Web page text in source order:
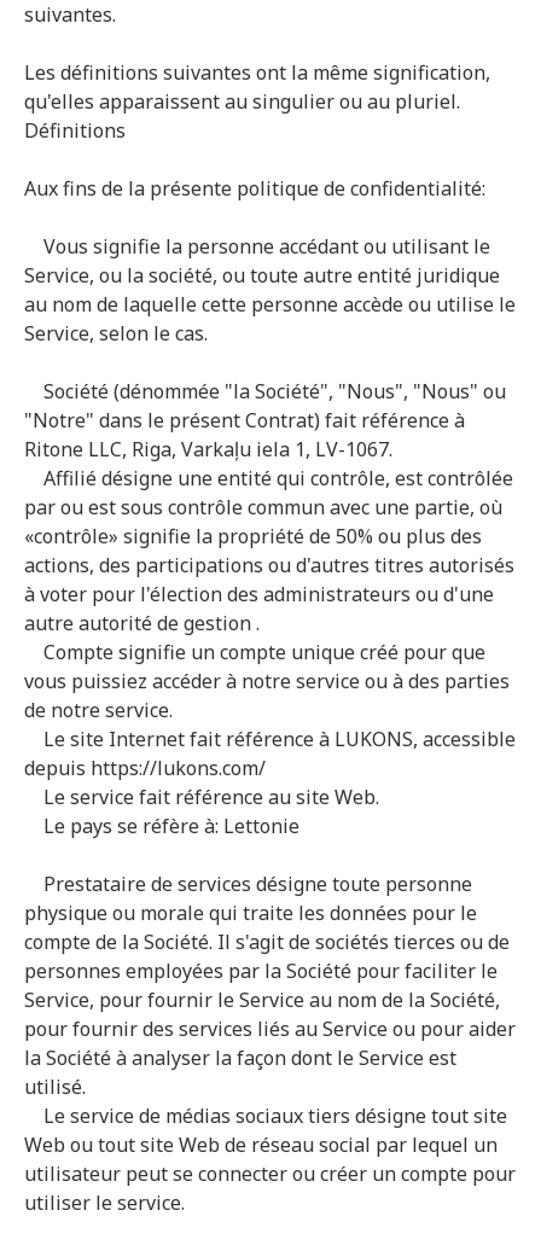
suivantes.
Les définitions suivantes ont la même signification,
qu'elles apparaissent au singulier ou au pluriel.
Définitions
Aux fins de la présente politique de confidentialité:
Vous signifie la personne accédant ou utilisant le
Service, ou la société, ou toute autre entité juridique
au nom de laquelle cette personne accède ou utilise le
Service, selon le cas.
Société (dénommée "la Société", "Nous", "Nous" ou
"Notre" dans le présent Contrat) fait référence à
Ritone LLC, Riga, Varkaļu iela 1, LV-1067.
Affilié désigne une entité qui contrôle, est contrôlée
par ou est sous contrôle commun avec une partie, où
«contrôle» signifie la propriété de 50% ou plus des
actions, des participations ou d'autres titres autorisés
à voter pour l'élection des administrateurs ou d'une
autre autorité de gestion .
Compte signifie un compte unique créé pour que
vous puissiez accéder à notre service ou à des parties
de notre service.
Le site Internet fait référence à LUKONS, accessible
depuis https://lukons.com/
Le service fait référence au site Web.
Le pays se réfère à: Lettonie
Prestataire de services désigne toute personne
physique ou morale qui traite les données pour le
compte de la Société. Il s'agit de sociétés tierces ou de
personnes employées par la Société pour faciliter le
Service, pour fournir le Service au nom de la Société,
pour fournir des services liés au Service ou pour aider
la Société à analyser la façon dont le Service est
utilisé.
Le service de médias sociaux tiers désigne tout site
Web ou tout site Web de réseau social par lequel un
utilisateur peut se connecter ou créer un compte pour
utiliser le service.